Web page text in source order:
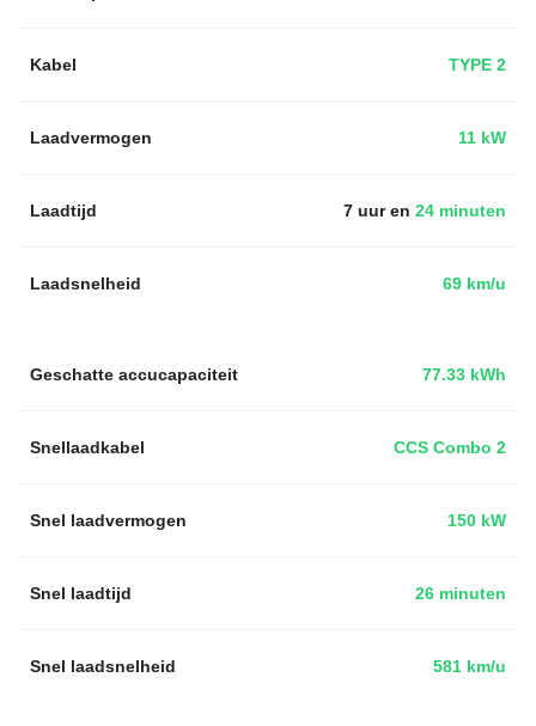
Kabel TYPE 2
Laadvermogen 11 kW
Laadtijd 7 uur en 24 minuten
Laadsnelheid 69 km/u
77.33 kWh
Geschatte accucapaciteit
Snellaadkabel CCS Combo 2
Snel laadvermogen 150 kW
Snel laadtijd 26 minuten
Snel laadsnelheid 581 km/u